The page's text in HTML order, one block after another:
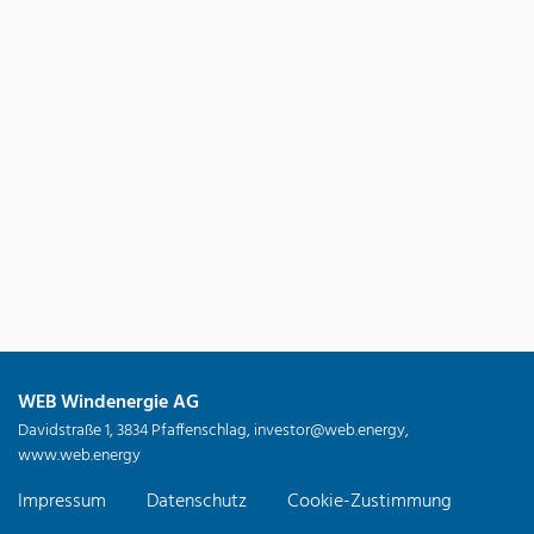
WEB Windenergie AG
Davidstraße 1, 3834 Pfaffenschlag,investor@web.energy,
www.web.energy
Impressum Datenschutz Cookie-Zustimmung